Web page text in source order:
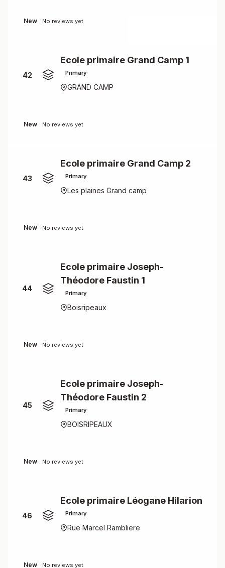
New No reviews yet
42
Ecole primaire Grand Camp 1
Primary
GRAND CAMP
New No reviews yet
43
Ecole primaire Grand Camp 2
Primary
Les plaines Grand camp
New No reviews yet
44
Ecole primaire Joseph-
Théodore Faustin 1
Primary
Boisripeaux
New No reviews yet
45
Ecole primaire Joseph-
Théodore Faustin 2
Primary
BOISRIPEAUX
New No reviews yet
46
Ecole primaire Léogane Hilarion
Primary
Rue Marcel Rambliere
New No reviews yet